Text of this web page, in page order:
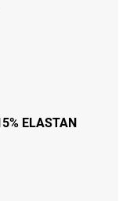
ELASTAN